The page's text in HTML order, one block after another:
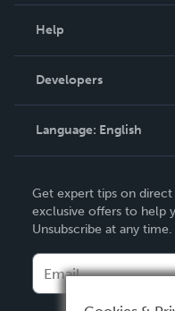
Podcast
Help
Order Lookup
Knowledge Base
Contact Support
Developers
Language: English
Deutsch
Français
Español
Get expert tips on
exclusive offers to help
Unsubscribe at any time.